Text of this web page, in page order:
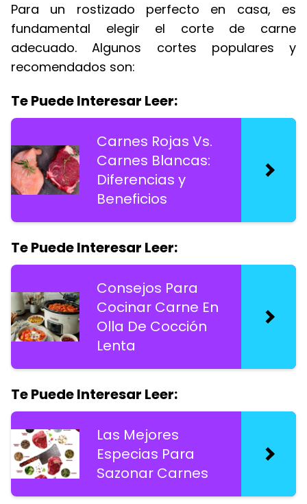
Para un rostizado perfecto en casa, es
fundamental elegir el corte de carne
adecuado. Algunos cortes populares y
recomendados son:
Te Puede Interesar Leer:
Carnes Rojas Vs.
Carnes Blancas:
Diferencias y
Beneficios
Te Puede Interesar Leer:
Consejos Para
Cocinar Carne En
Olla De Cocción
Lenta
Te Puede Interesar Leer:
Las Mejores
Especias Para
Sazonar Carnes